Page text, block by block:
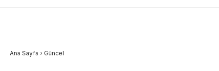
Ana Sayfa › Güncel